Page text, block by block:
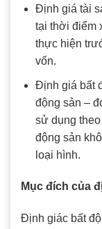
Định giá tài
tại thời điểm
thực hiện
vốn.
Định giá bất
động sản –
sử dụng
động sản
loại hình.
Mục đích của
Định giác bất